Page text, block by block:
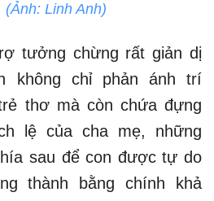
Linh Anh)
tưởng chừng rất giản dị
không chỉ phản ánh trí
thơ mà còn chứa đựng
lệ của cha mẹ, những
sau để con được tự do
thành bằng chính khả